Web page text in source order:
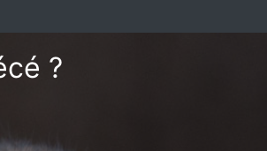
?